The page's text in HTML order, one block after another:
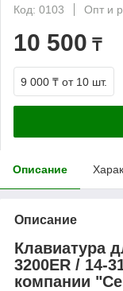
Код: 0103
Опт и
10 500 ₸
9 000 ₸ от 10 шт.
Описание
Описание
Клавиатура
3200ER / 14-
компании